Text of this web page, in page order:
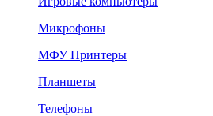
Микрофоны
МФУ Принтеры
Планшеты
Телефоны